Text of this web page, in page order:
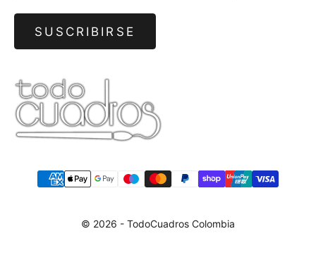
SUSCRIBIRSE
© 2026 - TodoCuadros Colombia